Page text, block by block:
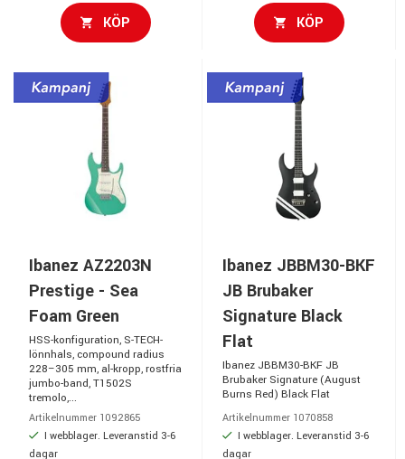
KÖP KÖP
Ibanez AZ2203N
Prestige - Sea
Foam Green
HSS-konfiguration, S-TECH-
lönnhals, compound radius
228–305 mm, al-kropp, rostfria
jumbo-band, T1502S
tremolo,...
Artikelnummer 1092865
I webblager. Leveranstid 3-6
dagar
Ibanez JBBM30-BKF
JB Brubaker
Signature Black
Flat
Ibanez JBBM30-BKF JB
Brubaker Signature (August
Burns Red) Black Flat
Artikelnummer 1070858
I webblager. Leveranstid 3-6
dagar